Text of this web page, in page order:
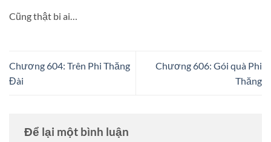
Cũng thật bi ai…
Chương 604: Trên Phi Thăng
Đài
Chương 606: Gói quà Phi
Thăng
Để lại một bình luận